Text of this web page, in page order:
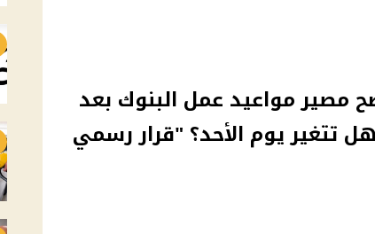
36 بنكًا يوضح مصير مواعيد عمل البنوك بعد
تتغير يوم الأحد؟ "قرار رسمي